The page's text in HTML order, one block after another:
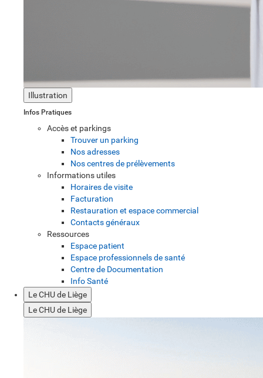
Illustration
Infos Pratiques
Accès et parkings
Trouver un parking
Nos adresses
Nos centres de prélèvements
Informations utiles
Horaires de visite
Facturation
Restauration et espace commercial
Contacts généraux
Ressources
Espace patient
Espace professionnels de santé
Centre de Documentation
Info Santé
Le CHU de Liège
Le CHU de Liège